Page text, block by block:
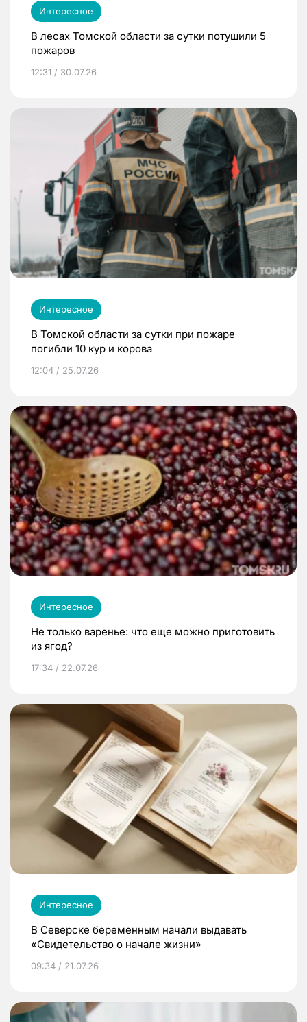
Интересное
В лесах Томской области за сутки потушили 5
пожаров
12:31 / 30.07.26
Интересное
В Томской области за сутки при пожаре
погибли 10 кур и корова
12:04 / 25.07.26
Интересное
Не только варенье: что еще можно приготовить
из ягод?
17:34 / 22.07.26
Интересное
В Северске беременным начали выдавать
«Свидетельство о начале жизни»
09:34 / 21.07.26